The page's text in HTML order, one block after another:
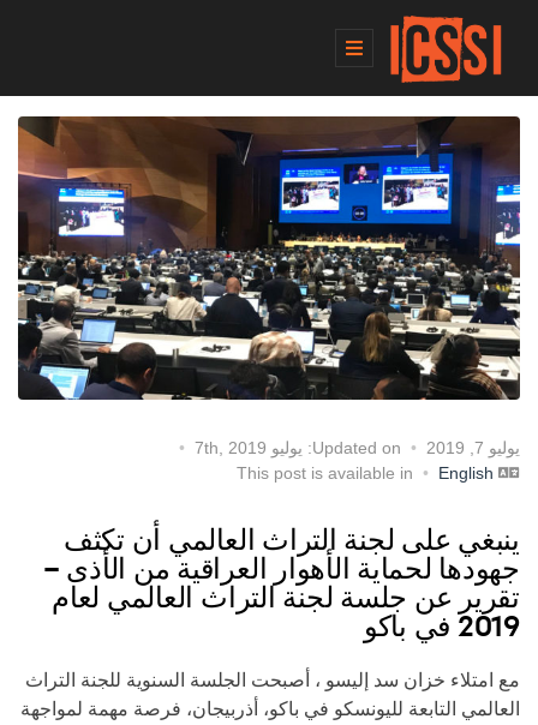
يوليو 7, 2019
Updated on: يوليو 7th, 2019
English
ينبغي على لجنة التراث العالمي أن تكثف
جهودها لحماية الأهوار العراقية من الأذى –
تقرير عن جلسة لجنة التراث العالمي لعام
2019 في باكو
مع امتلاء خزان سد إليسو ، أصبحت الجلسة السنوية للجنة التراث
العالمي التابعة لليونسكو في باكو، أذربيجان، فرصة مهمة لمواجهة